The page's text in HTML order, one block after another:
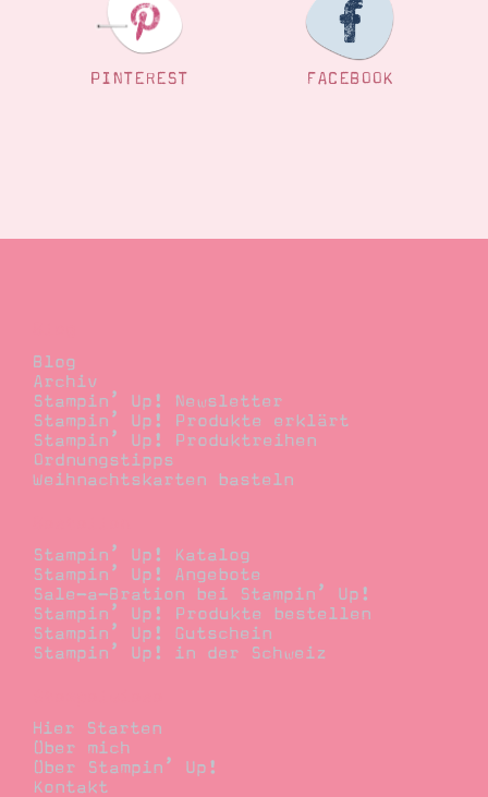
PINTEREST FACEBOOK
Blog
Archiv
Stampin’ Up! Newsletter
Stampin’ Up! Produkte erklärt
Stampin’ Up! Produktreihen
Ordnungstipps
Weihnachtskarten basteln
Stampin’ Up! Katalog
Stampin’ Up! Angebote
Sale-a-Bration bei Stampin’ Up!
Stampin’ Up! Produkte bestellen
Stampin’ Up! Gutschein
Stampin’ Up! in der Schweiz
Hier Starten
Über mich
Über Stampin’ Up!
Kontakt